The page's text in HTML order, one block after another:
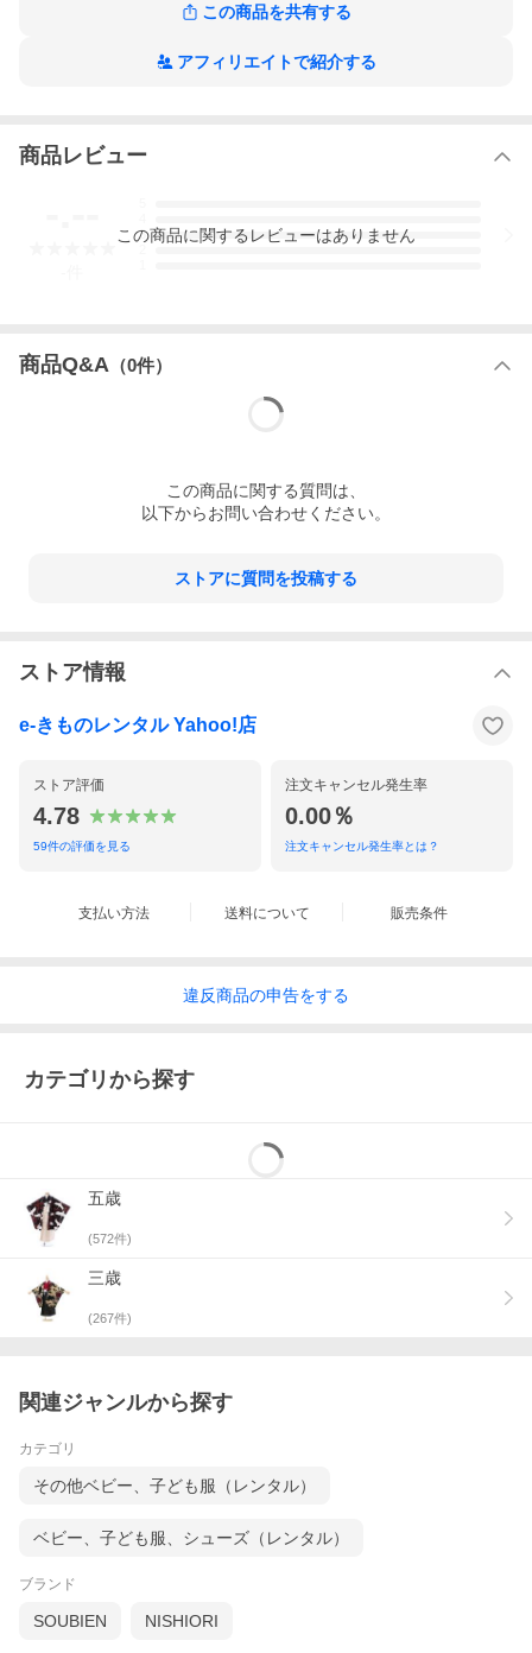
この商品を共有する
アフィリエイトで紹介する
商品レビュー
3
この商品に関するレビューはありません
商品Q&A （0件）
この商品に関する質問は、
以下からお問い合わせください。
ストアに質問を投稿する
ストア情報
e-きものレンタル Yahoo!店
ストア評価
4.78
59件の評価を見る
注文キャンセル発生率
0.00％
注文キャンセル発生率とは？
支払い方法 送料について 販売条件
違反商品の申告をする
カテゴリから探す
五歳
(572件)
三歳
(267件)
関連ジャンルから探す
カテゴリ
その他ベビー、子ども服（レンタル）
ベビー、子ども服、シューズ（レンタル）
ブランド
SOUBIEN NISHIORI